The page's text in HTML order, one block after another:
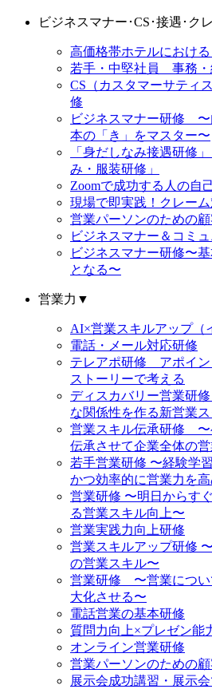
ビジネスマナー･CS･接遇･ク
高価格帯ホテルにおけ
若手・中堅社員 事務・
CS（カスタマーサティ
修
ビジネスマナー研修 〜
本の「き」をマスター〜
「身だしなみ接遇研修
み・服装研修」
Zoomで成功する人の
現場で即実践！クレー
営業パーソンのための
ビジネスマナー＆コミ
ビジネスマナー研修〜
となる〜
営業力 ▼
AI×営業スキルアップ（
電話・メール対応研修
テレアポ研修 アポイン
ストーリーで考える
ディスカバリー営業研
な関係性を作る新営業
営業スキル伝承研修 〜
伝承させて企業全体の
若手営業研修 〜経験学
かつ効率的に営業力を高
営業研修 〜明日からす
る営業スキル向上〜
営業実践力向上研修
営業スキルアップ研修
の営業スキル〜
営業研修 〜営業につい
大化させる〜
電話営業の基本研修
質問力向上×プレゼン能
オンライン営業研修
営業パーソンのための
展示会成功講習・展示